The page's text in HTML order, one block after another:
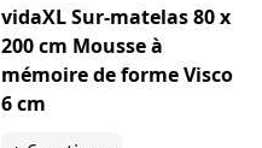
vidaXL Sur-matelas 80 x
200 cm Mousse à
mémoire de forme Visco
6 cm